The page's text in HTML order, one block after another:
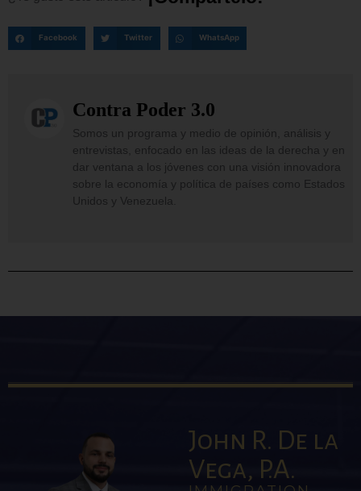
Facebook Twitter WhatsApp
Contra Poder 3.0
Somos un programa y medio de opinión, análisis y
entrevistas, enfocado en las ideas de la derecha y en
dar ventana a los jóvenes con una visión innovadora
sobre la economía y política de países como Estados
Unidos y Venezuela.
John R. De la
Vega, P.A.